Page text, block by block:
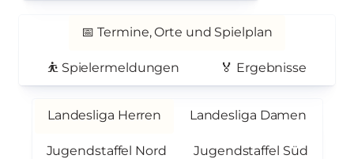
📅 Termine, Orte und Spielplan
⛹️ Spielermeldungen 🏅 Ergebnisse
Landesliga Herren Landesliga Damen
Jugendstaffel Nord Jugendstaffel Süd